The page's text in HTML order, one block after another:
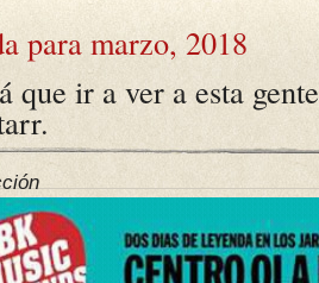
para marzo, 2018
que ir a ver a esta